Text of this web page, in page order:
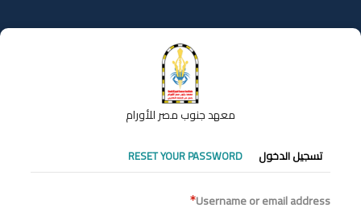
إلى
المحتوى
معهد جنوب مصر للأورام
التبويبات
الأساسية
تسجيل الدخول RESET YOUR PASSWORD
Username or email address